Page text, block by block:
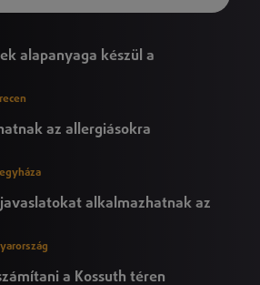
alapanyaga készül a
az allergiásokra
alkalmazhatnak az
a Kossuth téren